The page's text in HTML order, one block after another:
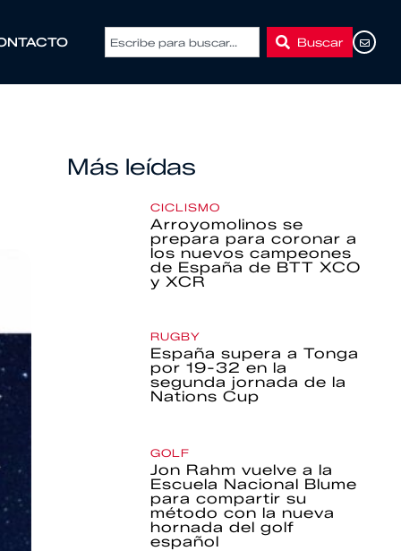
Buscar
Más leídas
CICLISMO
Arroyomolinos se
prepara para coronar a
los nuevos campeones
de España de BTT XCO
y XCR
RUGBY
España supera a Tonga
por 19-32 en la
segunda jornada de la
Nations Cup
GOLF
Jon Rahm vuelve a la
Escuela Nacional Blume
para compartir su
método con la nueva
hornada del golf
español